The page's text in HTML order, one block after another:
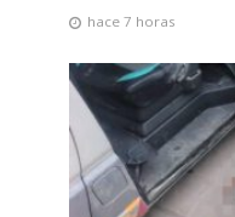
hace 7 horas